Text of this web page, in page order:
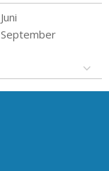
Juni
September